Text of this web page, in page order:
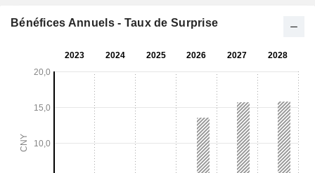
Bénéfices Annuels - Taux de Surprise